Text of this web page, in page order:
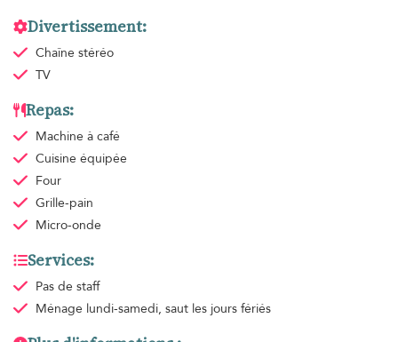
Divertissement:
Chaîne stéréo
TV
Repas:
Machine à café
Cuisine équipée
Four
Grille-pain
Micro-onde
Services:
Pas de staff
Ménage lundi-samedi, saut les jours fériés